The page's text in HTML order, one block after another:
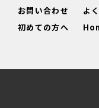
お問い合わせ よ
初めての方へ